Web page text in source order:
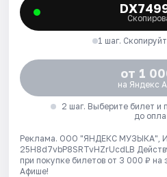
1 шаг.
от 1
на Яндекс
2 шаг. Выберите билет и
до
Реклама. ООО "ЯНДЕКС МУЗЫКА",
25H8d7vbP8SRTvHZrUcdLB
при покупке билетов от 3 000 ₽ на
Афише!